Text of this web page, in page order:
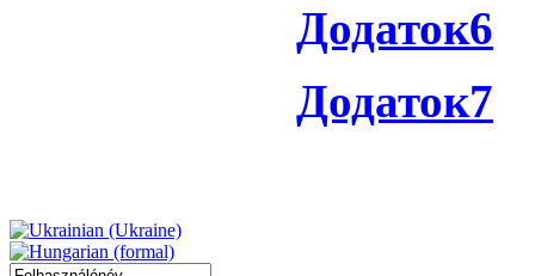
Додаток6
Додаток7